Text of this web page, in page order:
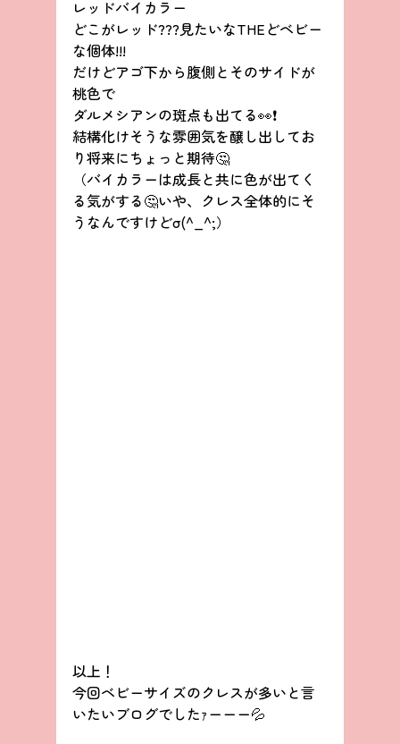
レッドバイカラー
どこがレッド???見たいなTHEどベビー
な個体!!!
だけどアゴ下から腹側とそのサイドが
桃色で
ダルメシアンの斑点も出てる👀❗
結構化けそうな雰囲気を醸し出してお
り将来にちょっと期待🤔
（バイカラーは成長と共に色が出てく
る気がする🤔いや、クレス全体的にそ
うなんですけどσ(^_^;）
以上！
今回ベビーサイズのクレスが多いと言
いたいブログでしたｧーーー💦